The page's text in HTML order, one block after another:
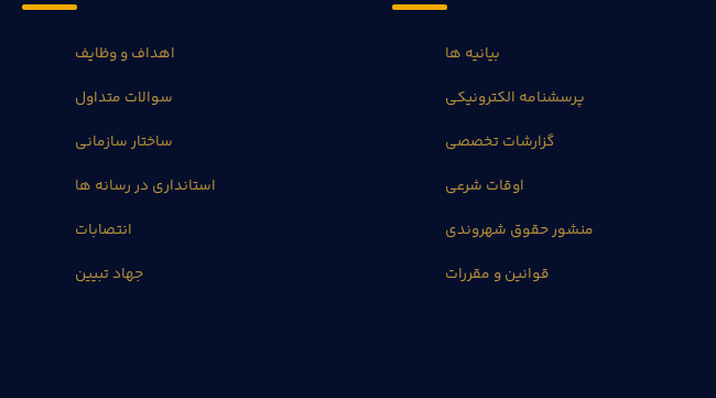
اهداف و وظایف
سوالات متداول
ساختار سازمانی
استانداری در رسانه ها
انتصابات
جهاد تبیین
بیانیه ها
پرسشنامه الکترونیکی
گزارشات تخصصی
اوقات شرعی
منشور حقوق شهروندی
قوانین و مقررات